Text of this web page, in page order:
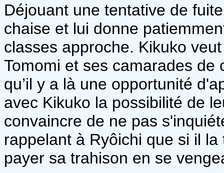
Déjouant une tentative de
chaise et lui donne
classes approche. Kikuko
Tomomi et ses camarades de
qu’il y a là une opportunité
avec Kikuko la possibilité de
convaincre de ne pas
rappelant à Ryôichi que si il
payer sa trahison en se